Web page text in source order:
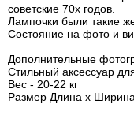
советские 70х годов.
Лампочки были такие
Состояние на фото и
Дополнительные
Стильный аксессуар
Вес - 20-22 кг
Размер Длина х